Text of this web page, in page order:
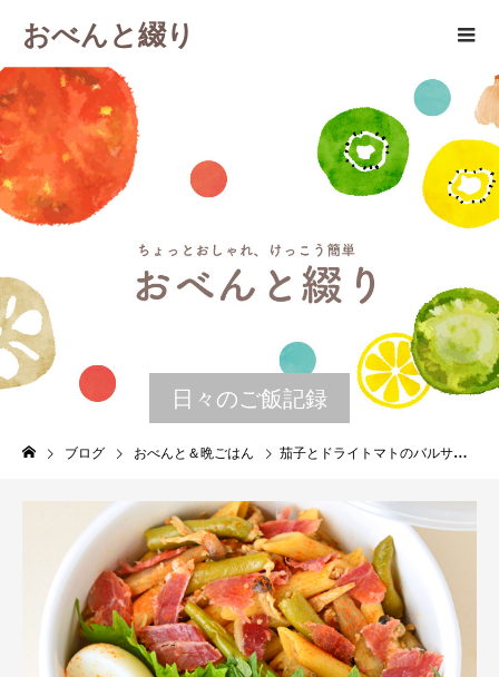
おべんと綴り
日々のご飯記録
ブログ おべんと＆晩ごはん 茄子とドライトマトのバルサミコマリネ 晩ごはんの残りで作るお弁当 １０月１２日 火曜日